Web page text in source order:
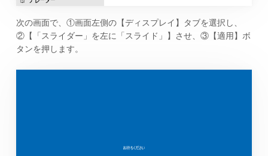
次の画面で、①画面左側の【ディスプレイ】タブを選択し、
②【「スライダー」を左に「スライド」】させ、③【適用】ボ
タンを押します。